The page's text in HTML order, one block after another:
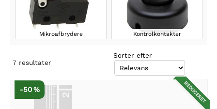
Mikroafbrydere Kontrolkontakter
7 resultater
Sorter efter
REDUCERET
-50 %